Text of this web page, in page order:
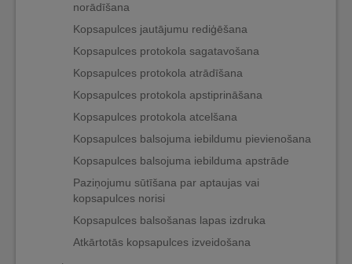
norādīšana
Kopsapulces jautājumu rediģēšana
Kopsapulces protokola sagatavošana
Kopsapulces protokola atrādīšana
Kopsapulces protokola apstiprināšana
Kopsapulces protokola atcelšana
Kopsapulces balsojuma iebildumu pievienošana
Kopsapulces balsojuma iebilduma apstrāde
Paziņojumu sūtīšana par aptaujas vai
kopsapulces norisi
Kopsapulces balsošanas lapas izdruka
Atkārtotās kopsapulces izveidošana